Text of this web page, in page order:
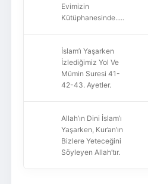
Evimizin
Kütüphanesinde.....
İslam’ı Yaşarken
İzlediğimiz Yol Ve
Mümin Suresi 41-
42-43. Ayetler.
Allah’ın Dini İslam’ı
Yaşarken, Kur’an’ın
Bizlere Yeteceğini
Söyleyen Allah’tır.